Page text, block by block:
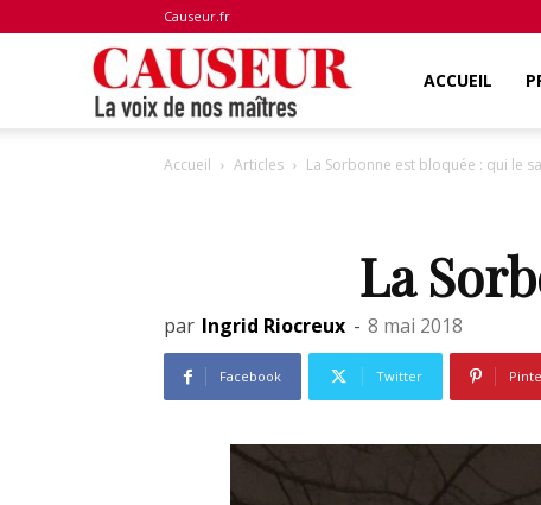
Causeur.fr
voix
de
nos
ACCUEIL
Accueil Articles La Sorbonne est bloquée : qui le
La
par Ingrid Riocreux - 8 mai 2018
Facebook Twitter